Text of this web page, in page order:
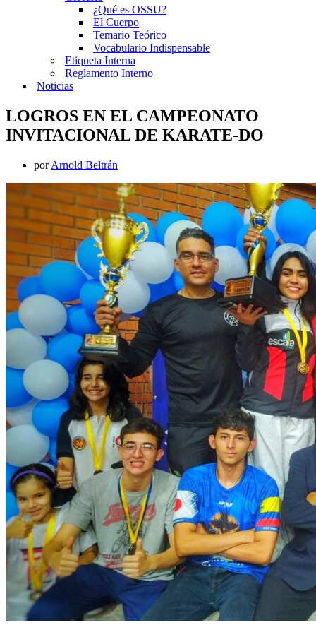
¿Qué es OSSU?
El Cuerpo
Temario Teórico
Vocabulario Indispensable
Etiqueta Interna
Reglamento Interno
Noticias
LOGROS EN EL CAMPEONATO
INVITACIONAL DE KARATE-DO
porArnold Beltrán